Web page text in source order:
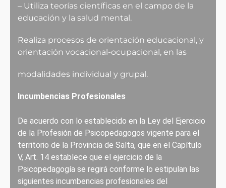
– Utiliza teorías científicas en el campo de la
educación y la salud mental.
Realiza procesos de orientación educacional, y
orientación vocacional-ocupacional, en las
modalidades individual y grupal.
Incumbencias Profesionales
De acuerdo con lo establecido en la Ley del Ejercicio
de la Profesión de Psicopedagogos vigente para el
territorio de la Provincia de Salta, que en el Capítulo
V, Art. 14 establece que el ejercicio de la
Psicopedagogía se regirá conforme lo estipulan las
siguientes incumbencias profesionales del